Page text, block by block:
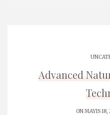
Advanced
ON MAYIS